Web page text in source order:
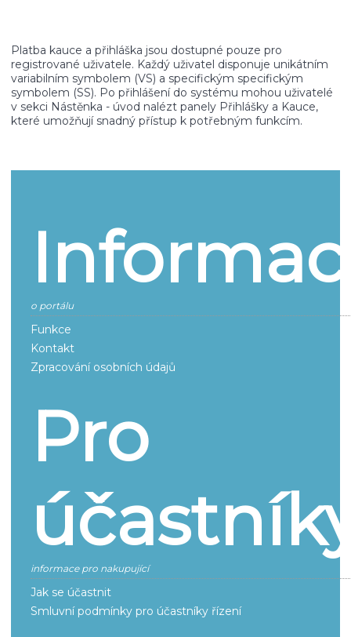
Platba kauce a přihláška jsou dostupné pouze pro
registrované uživatele. Každý uživatel disponuje unikátním
variabilním symbolem (VS) a specifickým specifickým
symbolem (SS). Po přihlášení do systému mohou uživatelé
v sekci Nástěnka - úvod nalézt panely Přihlášky a Kauce,
které umožňují snadný přístup k potřebným funkcím.
o portálu
Funkce
Kontakt
Zpracování osobních údajů
Pro
informace pro nakupující
Jak se účastnit
Smluvní podmínky pro účastníky řízení